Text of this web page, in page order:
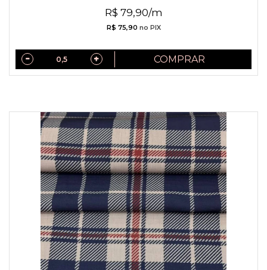
R$ 79,90/m
R$ 75,90 no PIX
COMPRAR